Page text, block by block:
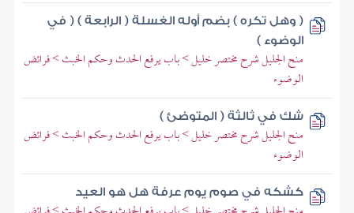
( وهل تكره ) بضم أوله الغسلة ( الرابعة ) ( في
الوضوء )
منح الجليل شرح مختصر خليل > باب يرفع الحدث وحكم الخبث > فرائض
الوضوء
شك في ثالثة ( المتوضئ )
منح الجليل شرح مختصر خليل > باب يرفع الحدث وحكم الخبث > فرائض
الوضوء
كشكه في صوم يوم عرفة هل هو العيد